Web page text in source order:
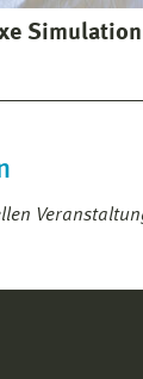
Simulation